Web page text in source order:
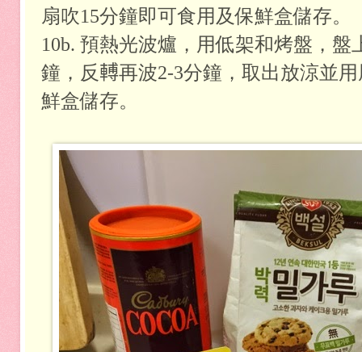
扇吹15分鐘即可食用及保鮮盒儲存。
10b. 預熱光波爐，用低架和烤盤，盤
鐘，反𨍭再波2-3分鐘，取出放涼並
鮮盒儲存。